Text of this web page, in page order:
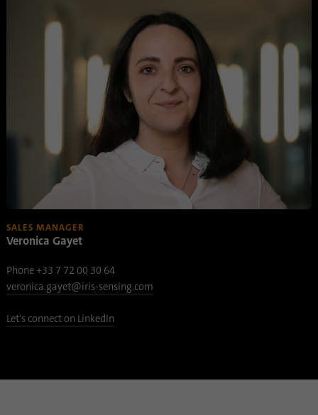
SALES MANAGER
Veronica Gayet
Phone +33 7 72 00 30 64
veronica.gayet@iris-sensing.com
Let's connect on LinkedIn